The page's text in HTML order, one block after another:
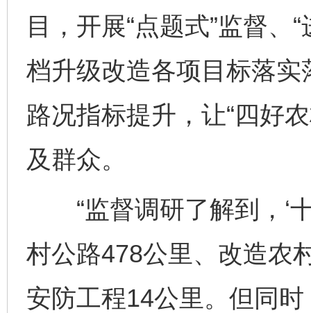
目，开展“点题式”监督、
档升级改造各项目标落
路况指标提升，让“四好
及群众。
“监督调研了解到，‘十
村公路478公里、改造农
安防工程14公里。但同